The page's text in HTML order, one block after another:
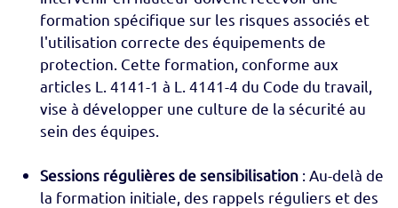
formation spécifique sur les risques associés et
l'utilisation correcte des équipements de
protection. Cette formation, conforme aux
articles L. 4141-1 à L. 4141-4 du Code du travail,
vise à développer une culture de la sécurité au
sein des équipes.
Sessions régulières de sensibilisation : Au-delà de
la formation initiale, des rappels réguliers et des